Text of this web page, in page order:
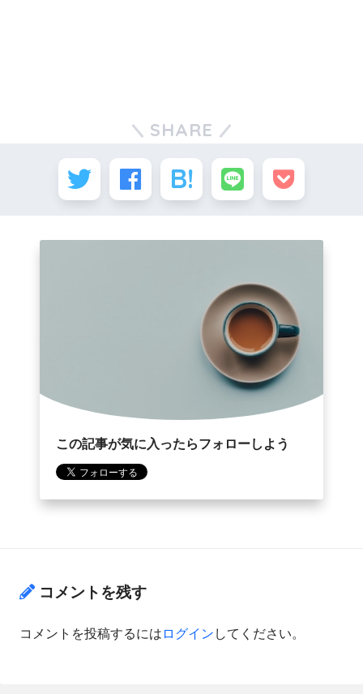
SHARE
この記事が気に入ったらフォローしよう
コメントを残す
コメントを投稿するには ログイン してください。